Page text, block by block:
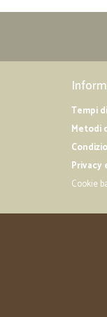
Tempi
Metodi
Privacy
Cookie